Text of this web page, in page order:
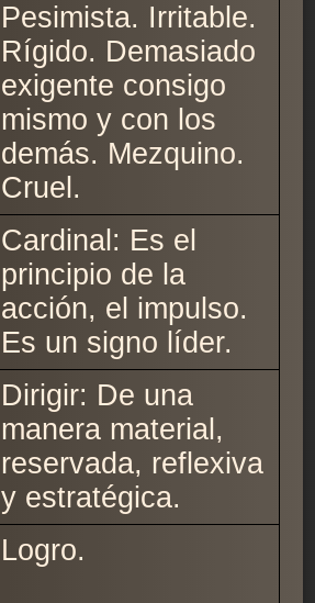
Pesimista. Irritable.
Rígido. Demasiado
exigente consigo
mismo y con los
demás. Mezquino.
Cruel.
Cardinal: Es el
principio de la
acción, el impulso.
Es un signo líder.
Dirigir: De una
manera material,
reservada, reflexiva
y estratégica.
Logro.